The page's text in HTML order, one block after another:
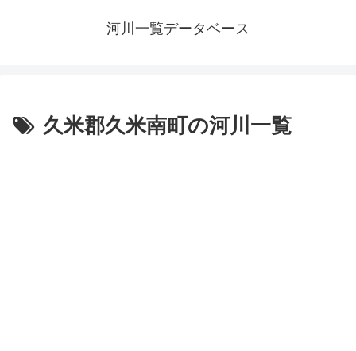
河川一覧データベース
久米郡久米南町の河川一覧